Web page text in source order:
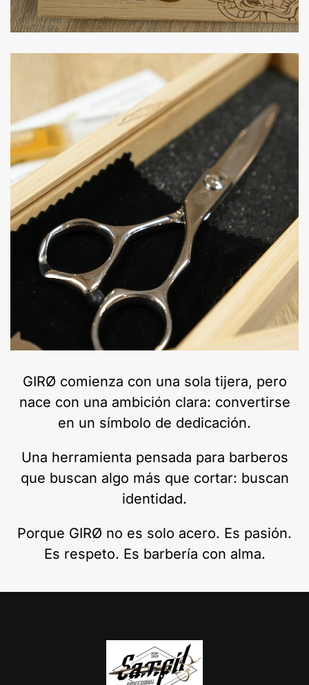
GIRØ comienza con una sola tijera, pero
nace con una ambición clara: convertirse
en un símbolo de dedicación.
Una herramienta pensada para barberos
que buscan algo más que cortar: buscan
identidad.
Porque GIRØ no es solo acero. Es pasión.
Es respeto. Es barbería con alma.